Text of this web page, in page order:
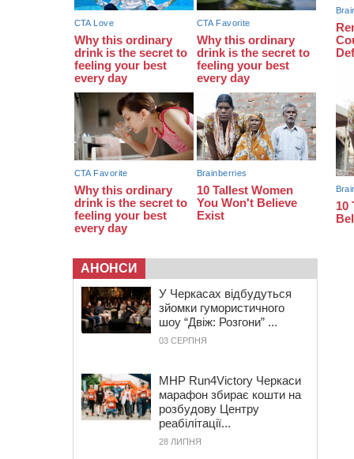
тріумфували на чемпіонаті України
20:31 На Черкащині спека
протримається ще день
20:00 Педагогів Черкас запрошують на
зустріч із переможцем Global
Teacher Prize Ukraine 2023
АНОНСИ
У Черкасах відбудуться
зйомки гумористичного
шоу “Двіж: Розгони” ...
03 СЕРПНЯ
MHP Run4Victory Черкаси
марафон збирає кошти на
розбудову Центру
реабілітації...
28 ЛИПНЯ